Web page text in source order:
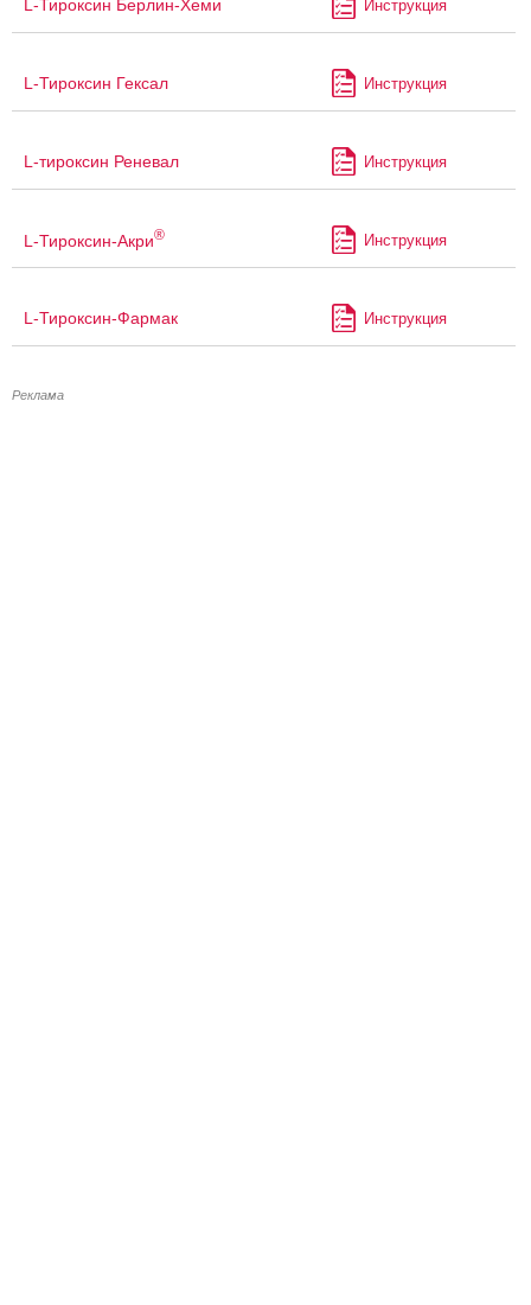
L-Тироксин Берлин-Хеми Инструкция
L-Тироксин Гексал Инструкция
L-тироксин Реневал Инструкция
L-Тироксин-Акри® Инструкция
L-Тироксин-Фармак Инструкция
Реклама